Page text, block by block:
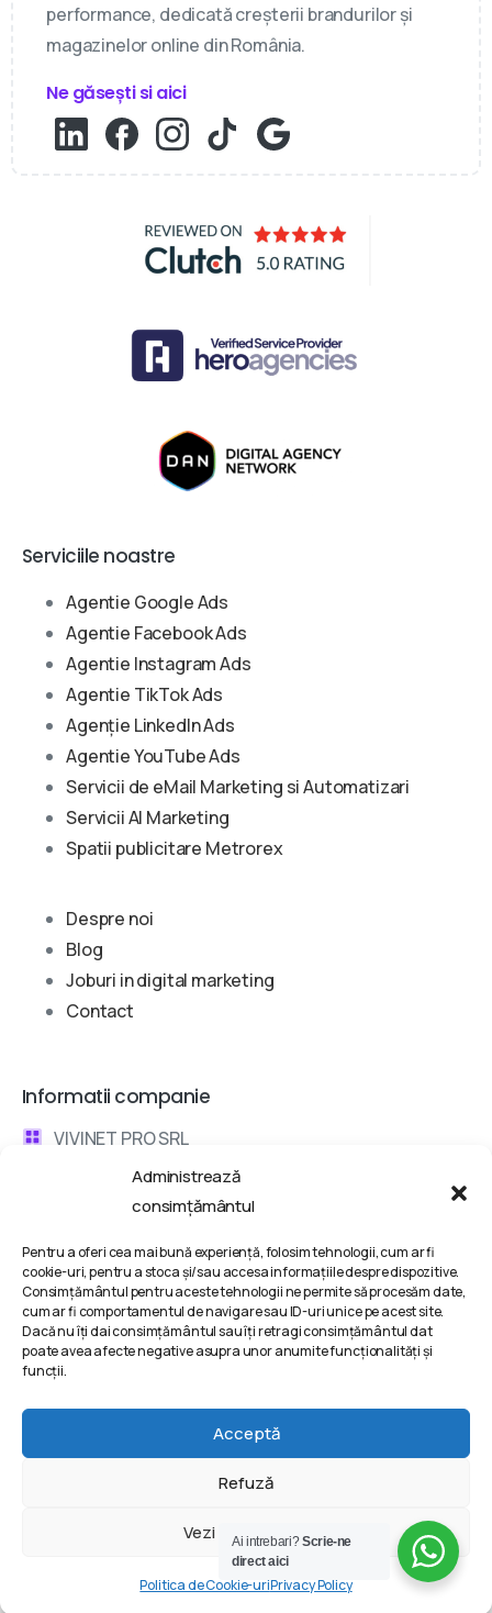
Administrează
consimțământul
Pentru a oferi cea mai bună experiență, folosim tehnologii, cum ar fi
cookie-uri, pentru a stoca și/sau accesa informațiile despre dispozitive.
Consimțământul pentru aceste tehnologii ne permite să procesăm date,
cum ar fi comportamentul de navigare sau ID-uri unice pe acest site.
Dacă nu îți dai consimțământul sau îți retragi consimțământul dat
poate avea afecte negative asupra unor anumite funcționalități și
funcții.
Acceptă
Refuză
Vezi preferințele
Politica de Cookie-uriPrivacy Policy
performance, dedicată creșterii brandurilor și
magazinelor online din România.
Ne găsești si aici
Serviciile noastre
Agentie Google Ads
Agentie Facebook Ads
Agentie Instagram Ads
Agentie TikTok Ads
Agenție LinkedIn Ads
Agentie YouTube Ads
Servicii de eMail Marketing si Automatizari
Servicii AI Marketing
Spatii publicitare Metrorex
Despre noi
Blog
Joburi in digital marketing
Contact
Informatii companie
VIVINET PRO SRL
Bd. Metalurgiei 132, Bucharest, Romania
Discuta cu un consultant
Termeni si conditii
Politica de Confidentialitate
2025 | VIVINET PRO SRL © All rights reserved @ Powered
VIVINET – Digital agency
Ai intrebari?Scrie-ne
direct aici